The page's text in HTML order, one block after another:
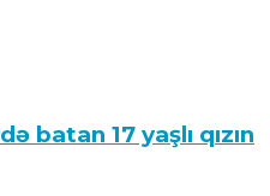
batan 17 yaşlı qızın